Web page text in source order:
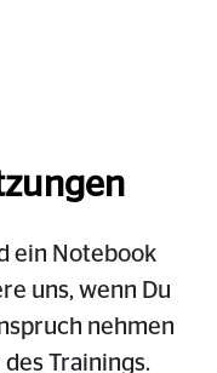
ein Notebook
uns, wenn Du
nehmen
Trainings.